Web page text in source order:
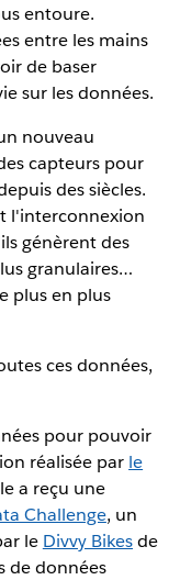
entoure.
entre les mains
de baser
sur les données.
nouveau
capteurs pour
des siècles.
l'interconnexion
génèrent des
granulaires…
plus en plus
ces données,
pour pouvoir
réalisée par le
a reçu une
Challenge, un
le Divvy Bikesde
de données